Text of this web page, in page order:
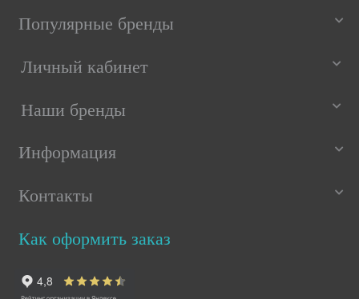
Популярные бренды
Личный кабинет
Наши бренды
Информация
Контакты
Как оформить заказ